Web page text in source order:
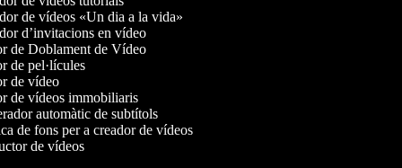
de vídeos «Un dia a la vida»
d’invitacions en vídeo
de Doblament de Vídeo
de pel·lícules
de vídeo
de vídeos immobiliaris
automàtic de subtítols
de fons per a creador de vídeos
de vídeos